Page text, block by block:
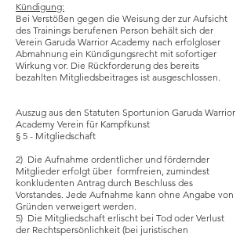
Kündigung:
Bei Verstößen gegen die Weisung der zur Aufsicht
des Trainings berufenen Person behält sich der
Verein Garuda Warrior Academy nach erfolgloser
Abmahnung ein Kündigungsrecht mit sofortiger
Wirkung vor. Die Rückforderung des bereits
bezahlten Mitgliedsbeitrages ist ausgeschlossen.
Auszug aus den Statuten Sportunion Garuda Warrior
Academy Verein für Kampfkunst
§ 5 - Mitgliedschaft
2) Die Aufnahme ordentlicher und fördernder
Mitglieder erfolgt über formfreien, zumindest
konkludenten Antrag durch Beschluss des
Vorstandes. Jede Aufnahme kann ohne Angabe von
Gründen verweigert werden.
5) Die Mitgliedschaft erlischt bei Tod oder Verlust
der Rechtspersönlichkeit (bei juristischen